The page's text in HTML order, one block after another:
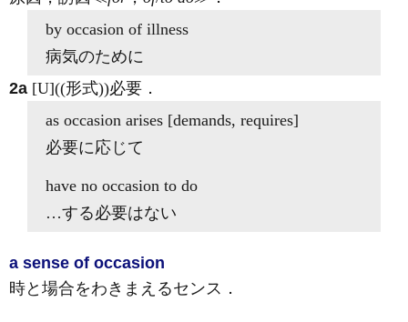
by occasion of illness
病気のために
2a [U]((形式))必要 ．
as occasion arises [demands, requires]
必要に応じて
have no occasion to do
…する必要はない
a sense of occasion
時と場合をわきまえるセンス ．